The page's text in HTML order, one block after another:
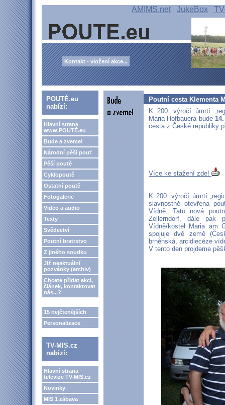
AMIMS.net JukeBox
Kontakt - vložení akce...
POUTĚ.eu
nabízí:
Hlavní strana
www.POUTĚ.eu
Bude a zveme!
Národní pěší pouť
Pěší poutě
Cyklopoutě
Ostatní poutě
Fotogalerie
Video a audio
Texty
Svědectví
Poutní bratrstvo
Z jiného soudku
Již neaktuální
pozvánky (archiv)
Chcete přidat akci,
článek, kontaktovat
nás...?
15 nejčtenějších
Personalizace
TV-MIS.cz
nabízí:
Hlavní strana
televize TV-MIS.cz
Novinky
MIS 1 zábava
Poutní cesta Klementa
K 200. výročí úmrtí
Maria Hofbauera bude
cesta z České republiky
Více ke stažení zde!
K 200. výročí úmrtí
slavnostně otevřena
Vídně. Tato nová
Zellerndorf, dále pak
Vídně/kostel Maria am
spojuje dvě země
brněnská, arcidiecéze
V tento den projdeme